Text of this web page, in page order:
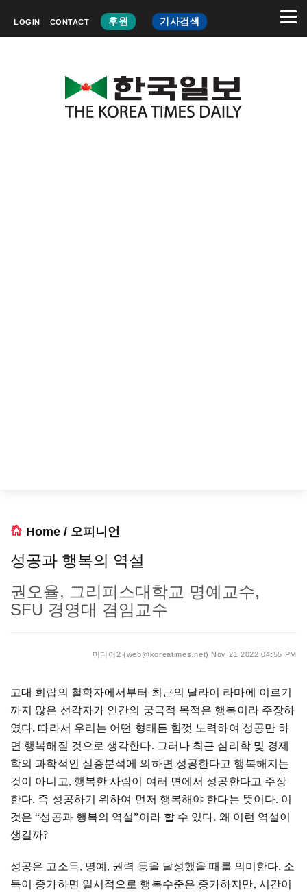
LOGIN CONTACT 후원 기사검색
Home / 오피니언
성공과 행복의 역설
권오율, 그리피스대학교 명예교수,
SFU 경영대 겸임교수
미디어2 (web@koreatimes.net) Nov 21 2022 04:55 PM
고대 희랍의 철학자에서부터 최근의 달라이 라마에 이르기
까지 많은 선각자가 인간의 궁극적 목적은 행복이라 주장하
였다. 따라서 우리는 어떤 형태든 힘껏 노력하여 성공만 하
면 행복해질 것으로 생각한다. 그러나 최근 심리학 및 경제
학의 과학적인 실증분석에 의하면 성공한다고 행복해지는
것이 아니고, 행복한 사람이 여러 면에서 성공한다고 주장
한다. 즉 성공하기 위하여 먼저 행복해야 한다는 뜻이다. 이
것은“성공과 행복의 역설”이라 할 수 있다. 왜 이런 역설이
생길까?
성공은 고소득, 명예 , 권력 등을 달성했을 때를 의미한다. 소
득이 증가하면 일시적으로 행복수준은 증가하지만, 시간이